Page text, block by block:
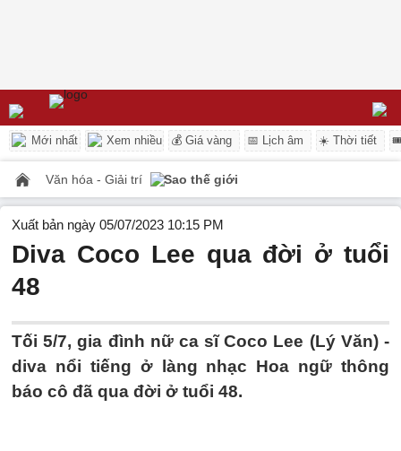
Mới nhất Xem nhiều 💰 Giá vàng 📅 Lịch âm ☀️ Thời tiết
Văn hóa - Giải trí Sao thế giới
Xuất bản ngày 05/07/2023 10:15 PM
Diva Coco Lee qua đời ở tuổi
48
Tối 5/7, gia đình nữ ca sĩ Coco Lee (Lý Văn) -
diva nổi tiếng ở làng nhạc Hoa ngữ thông
báo cô đã qua đời ở tuổi 48.